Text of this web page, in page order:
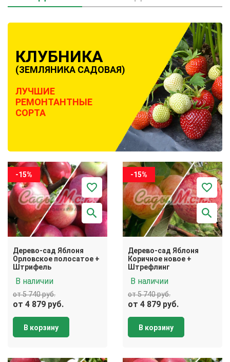
КЛУБНИКА
(ЗЕМЛЯНИКА САДОВАЯ)
ЛУЧШИЕ
РЕМОНТАНТНЫЕ
СОРТА
-15%
Дерево-сад Яблоня
Орловское полосатое +
Штрифель
В наличии
от 5 740 руб.
от 4 879 руб.
В корзину
-15%
Дерево-сад Яблоня
Коричное новое +
Штрефлинг
В наличии
от 5 740 руб.
от 4 879 руб.
В корзину